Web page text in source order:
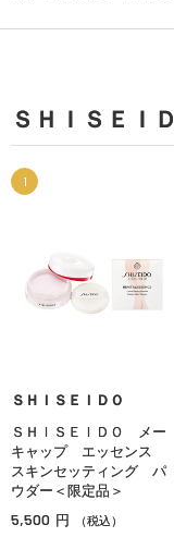
ＳＨＩＳＥＩ
1
ＳＨＩＳＥＩＤＯ
ＳＨＩＳＥＩＤＯ メー
キャップ エッセンス
スキンセッティング パ
ウダー＜限定品＞
5,500 円 （税込）